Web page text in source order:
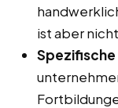
ist aber
Spezifische